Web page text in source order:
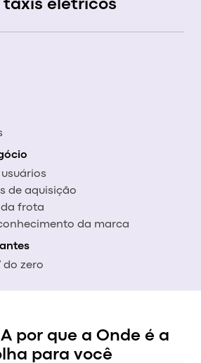
táxis elétricos
de aquisição
frota
da marca
do zero
por que a Onde é a
para você